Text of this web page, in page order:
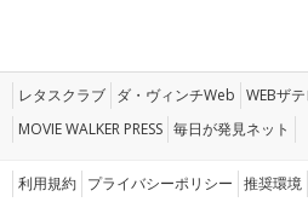
レタスクラブ ダ・ヴィンチWeb WEBザ
MOVIE WALKER PRESS 毎日が発見ネット
利用規約 プライバシーポリシー 推奨環境